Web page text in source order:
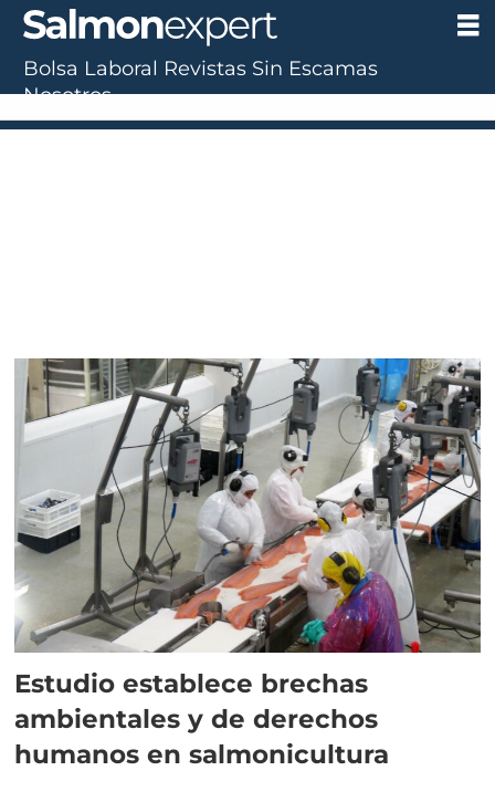
Tag:
pna
Estudio establece brechas
ambientales y de derechos
humanos en salmonicultura
Bolsa Laboral Revistas Sin Escamas
Nosotros